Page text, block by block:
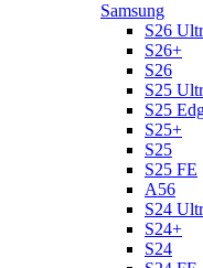
Samsung
S26
S26+
S26
S25
S25
S25+
S25
S25 FE
A56
S24
S24+
S24